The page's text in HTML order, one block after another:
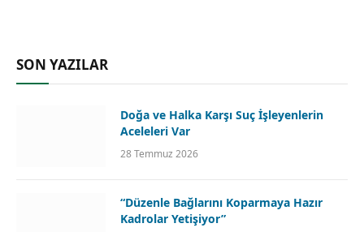
SON YAZILAR
Doğa ve Halka Karşı Suç İşleyenlerin
Aceleleri Var
28 Temmuz 2026
“Düzenle Bağlarını Koparmaya Hazır
Kadrolar Yetişiyor”